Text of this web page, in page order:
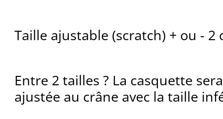
Taille ajustable (scratch) + ou - 2
Entre 2 tailles ? La casquette
ajustée au crâne avec la taille